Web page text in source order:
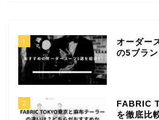
1
オーダー
の5ブラ
2
FABRIC
を徹底比